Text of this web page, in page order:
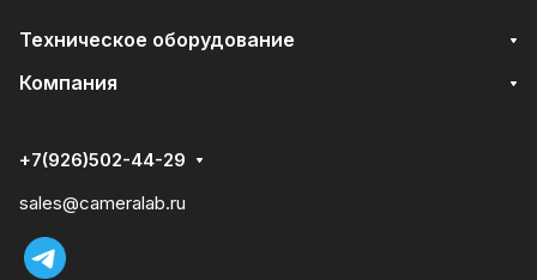
Техническое оборудование
Компания
+7(926)502-44-29
sales@cameralab.ru